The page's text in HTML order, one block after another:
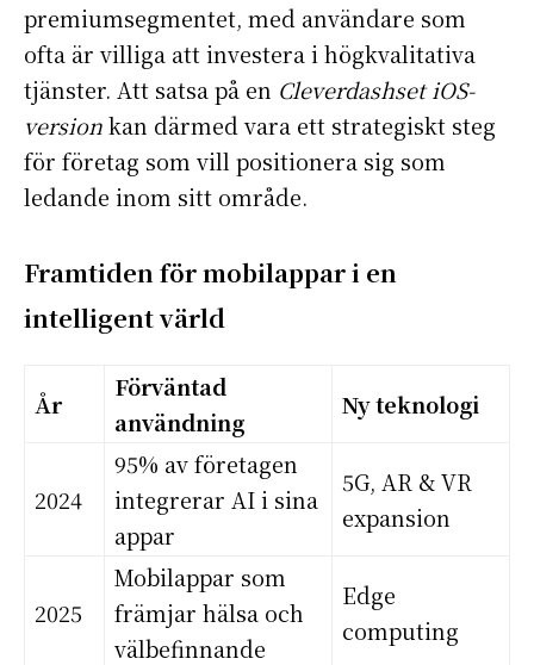
premiumsegmentet, med användare som
ofta är villiga att investera i högkvalitativa
tjänster. Att satsa på en Cleverdashset iOS-
versionkan därmed vara ett strategiskt steg
för företag som vill positionera sig som
ledande inom sitt område.
Framtiden för mobilappar i en
intelligent värld
År
Förväntad
användning
Ny teknologi
2024
95% av företagen
integrerar AI i sina
appar
5G, AR & VR
expansion
2025
Mobilappar som
främjar hälsa och
välbefinnande
Edge
computing